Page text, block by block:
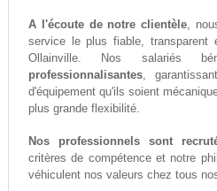
A l'écoute de notre clientèle,
service le plus fiable, transparent
Ollainville. Nos salariés
professionnalisantes,
d'équipement qu'ils soient
plus grande flexibilité.
Nos professionnels sont
critères de compétence et notre
véhiculent nos valeurs chez tous